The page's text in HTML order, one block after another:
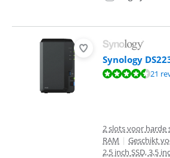
Synology
Beoordeling is 8,7 van de 10, gebaseerd op 21
21
2 slots voor harde
RAM | Geschikt
2,5 inch SSD, 3,5